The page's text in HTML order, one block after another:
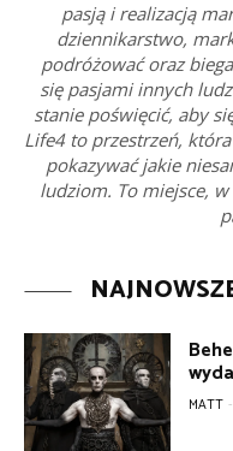
pasją i realizacją
dziennikarstwo,
podróżować oraz
się pasjami innych
stanie poświęcić, aby
Life4 to przestrzeń,
pokazywać jakie
ludziom. To miejsce,
MATT -